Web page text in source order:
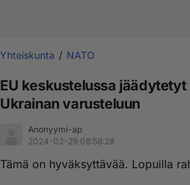
Yhteiskunta NATO
EU keskustelussa
Ukrainan varusteluun
Anonyymi-ap
2024-02-29 08:58:28
Tämä on hyväksyttävää. Lopuilla